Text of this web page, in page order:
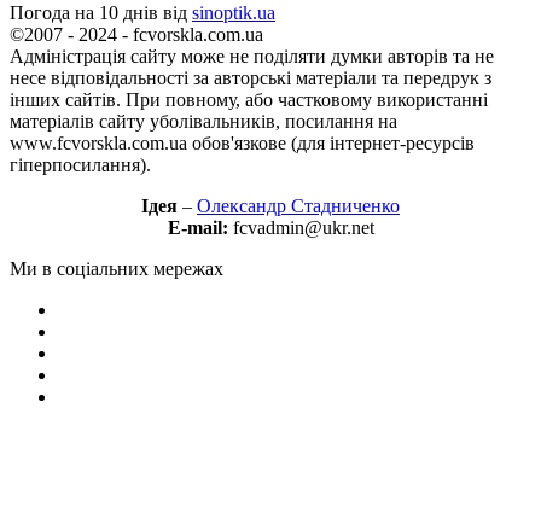
Погода на 10 днів від sinoptik.ua
©2007 - 2024 - fcvorskla.com.ua
Адміністрація сайту може не поділяти думки авторів та не
несе відповідальності за авторські матеріали та передрук з
інших сайтів. При повному, або частковому використанні
матеріалів сайту уболівальників, посилання на
www.fcvorskla.com.ua обов'язкове (для інтернет-ресурсів
гіперпосилання).
Ідея – Олександр Стадниченко
E-mail: fcvadmin@ukr.net
Ми в соціальних мережах